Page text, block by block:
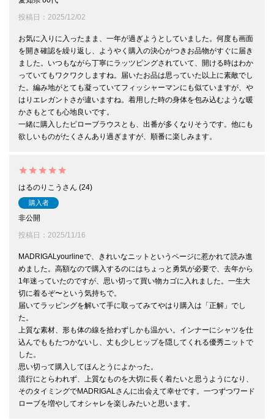
投稿日
2025/12/02
お気に入りに入ったまま、一年が過ぎようとしていました。何度も画面
を開き確認を繰り返し、ようやく購入の決心がつきお品物がすぐに届き
ました。いつもながら丁寧にラッツピングされていて、開ける時はわか
っていてもワクワクしますね。届いたお品は思っていた以上に素敵でし
た。編み地がとても凝っていてフィッシャーマンにも似ていますが、や
はりエレガントさが違いますね。着用した時の身体を包み込むような暖
かさもとても心地良いです。
一緒に購入したピローブラウスとも、出番が多くなりそうです。他にも
欲しいものがたくさんあり過ぎますが、順番に楽しみます。
はるのりこう 24
購入者
非公開
投稿日
2025/11/16
MADRIGALyourlineで、きれいなニットというページに惹かれて読み進
めました。高額なので購入するのにはちょっと勇気が必要で、去年から
1年迷っていたのですが、思い切って買い物カゴに入れました。一生大
切に着るぞ〜という気持ちで。
届いてラッピングを解いて手に取ってみてやはり購入は「正解」でし
た。
上質な素材、形も体の線を拾わずしかも温かい。インナーにシャツを仕
込んでももたつかないし、丈も少しヒップを隠してくれる優秀ニットで
した。
思い切って購入してほんとうによかった。
流行にとらわれず、上質なものを大切に長く着たいと思うようになり、
そのタイミングでMADRIGALさんに出会えて幸せです。一つずつワード
ローブを増やしてオシャレを楽しみたいと思います。